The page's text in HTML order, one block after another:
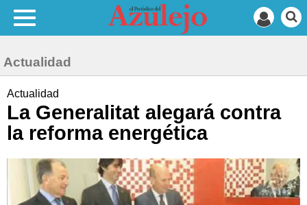
Actualidad
Actualidad
La Generalitat alegará contra
la reforma energética